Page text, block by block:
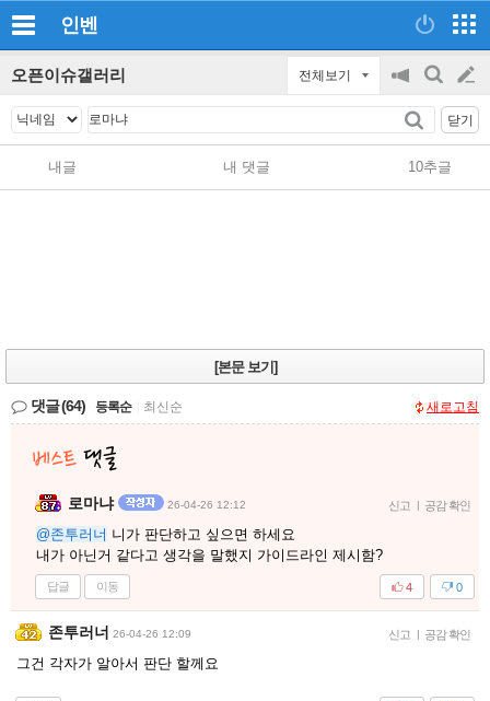
인벤
오픈이슈갤러리 전체보기
공
지
on/off
검
글
쓰
닫기
내글 내 댓글 10추글
[본문 보기]
댓글(64) 등록순 최신순 새로고침
로마냐 26-04-26 12:12 신고 | 공감 확인
@존투러너 니가 판단하고 싶으면 하세요
내가 아닌거 같다고 생각을 말했지 가이드라인 제시함?
답글 이동 0
4
존투러너 26-04-26 12:09 신고 | 공감 확인
그건 각자가 알아서 판단 할께요